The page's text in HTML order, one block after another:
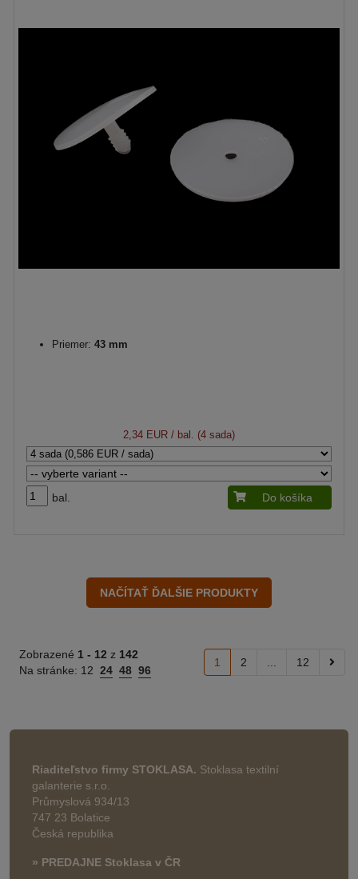
Priemer: 43 mm
2,34 EUR / bal. (4 sada)
bal. Do košíka
Zobrazené 1 - 12 z 142
Na stránke: 12 24 48 96
1 2 12
Riaditeľstvo firmy STOKLASA. Stoklasa textilní
galanterie s.r.o.
Průmyslová 934/13
747 23 Bolatice
Česká republika
» PREDAJNE Stoklasa v ČR